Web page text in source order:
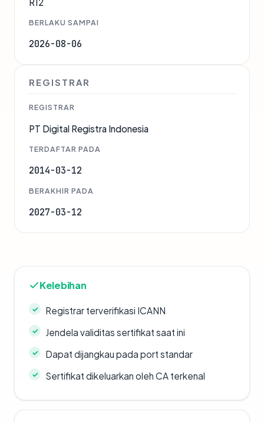
R12
BERLAKU SAMPAI
2026-08-06
REGISTRAR
REGISTRAR
PT Digital Registra Indonesia
TERDAFTAR PADA
2014-03-12
BERAKHIR PADA
2027-03-12
Kelebihan
Registrar terverifikasi ICANN
Jendela validitas sertifikat saat ini
Dapat dijangkau pada port standar
Sertifikat dikeluarkan oleh CA terkenal